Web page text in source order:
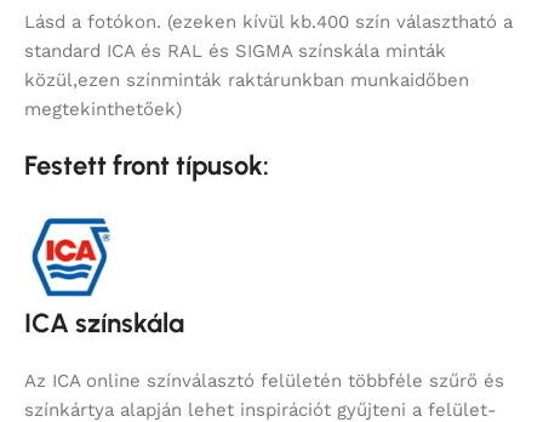
Lásd a fotókon. (ezeken kívül kb.400 szín választható a
standard ICA és RAL és SIGMA színskála minták
közül,ezen színminták raktárunkban munkaidőben
megtekinthetőek)
Festett front típusok:
ICA színskála
Az ICA online színválasztó felületén többféle szűrő és
színkártya alapján lehet inspirációt gyűjteni a felület-